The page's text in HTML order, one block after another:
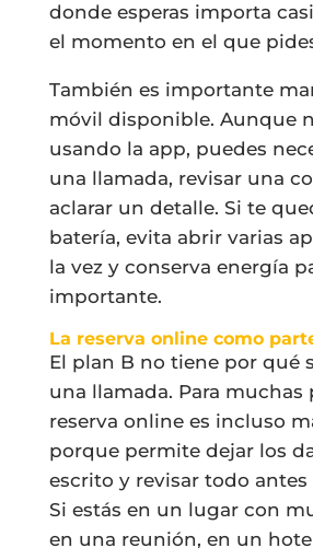
donde esperas importa
el momento en el que
También es importante
móvil disponible. Aunque
usando la app, puedes
una llamada, revisar una
aclarar un detalle. Si te
batería, evita abrir varias
la vez y conserva energía
importante.
La reserva online como
El plan B no tiene por qué
una llamada. Para muchas
reserva online es incluso
porque permite dejar los
escrito y revisar todo
Si estás en un lugar con
en una reunión, en un